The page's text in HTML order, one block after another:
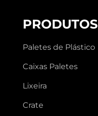
PRODUTOS
Paletes de Plástico
Caixas Paletes
Lixeira
Crate